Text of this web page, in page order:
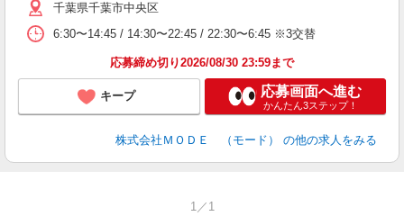
千葉県千葉市中央区
6:30〜14:45 / 14:30〜22:45 / 22:30〜6:45 ※3交替
応募締め切り2026/08/30 23:59まで
キープ 応募画面へ進む
かんたん3ステップ！
株式会社ＭＯＤＥ （モード） の他の求人をみる
1／1